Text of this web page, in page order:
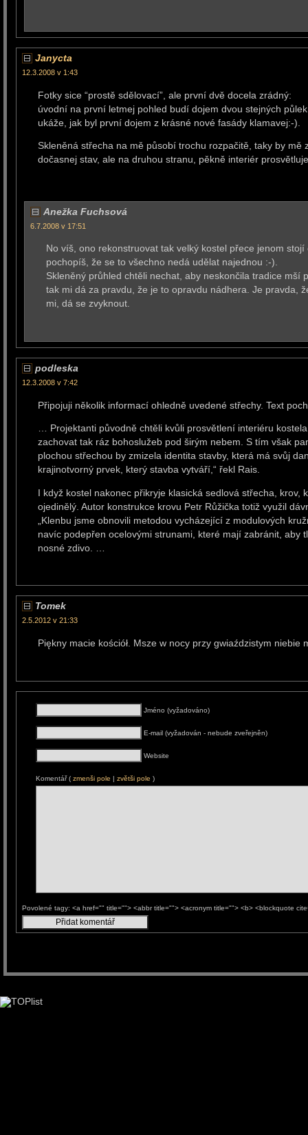
Janycta
12.3.2008 v 1:43
Fotky sice “prostě sdělovací”, ale první dvě docela zrádný:
úvodní na první letmej pohled budí dojem dvou stejných
ukáže, jak byl první dojem z krásné nové fasády klamavej:-).
Skleněná střecha na mě působí trochu rozpačitě, taky by mě
dočasnej stav, ale na druhou stranu, pěkně interiér
Anežka Fuchsová
6.7.2008 v 17:51
No víš, ono rekonstruovat tak velký kostel přece jenom
pochopíš, že se to všechno nedá udělat najednou :-).
Skleněný průhled chtěli nechat, aby neskončila tradice mší
tak mi dá za pravdu, že je to opravdu nádhera. Je pravda,
mi, dá se zvyknout.
podleska
12.3.2008 v 7:42
Připojuji několik informací ohledně uvedené střechy. Text
… Projektanti původně chtěli kvůli prosvětlení interiéru
zachovat tak ráz bohoslužeb pod širým nebem. S tím však
plochou střechou by zmizela identita stavby, která má svůj
krajinotvorný prvek, který stavba vytváří,“ řekl Rais.
I když kostel nakonec přikryje klasická sedlová střecha, krov,
ojedinělý. Autor konstrukce krovu Petr Růžička totiž využil
„Klenbu jsme obnovili metodou vycházející z modulových
navíc podepřen ocelovými strunami, které mají zabránit, aby
nosné zdivo. …
Tomek
2.5.2012 v 21:33
Piękny macie kościół. Msze w nocy przy gwiaździstym niebie
Jméno (vyžadováno)
E-mail (vyžadován - nebude zveřejněn)
Website
Komentář ( zmenši pole | zvětši pole )
Povolené tagy: <a href="" title=""> <abbr title=""> <acronym title=""> <b> <blockquote